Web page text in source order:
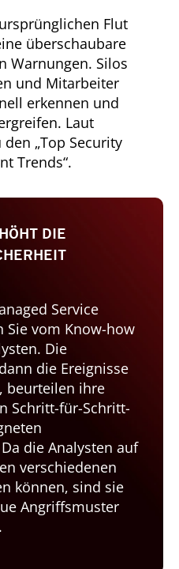
Flut
überschaubare
Warnungen. Silos
und Mitarbeiter
erkennen und
Laut
den „Top Security
Trends“.
DIE
Service
Sie vom Know-how
Die
die Ereignisse
beurteilen ihre
Schritt-für-Schritt-
die Analysten auf
verschiedenen
können, sind sie
Angriffsmuster